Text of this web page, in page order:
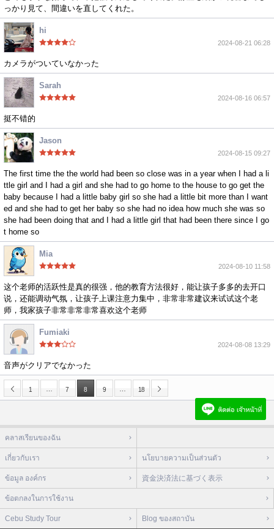
っかり見て、間違いを直してくれた。
hi
2024-08-21 06:28
カメラがついていなかった
Sarah
2024-08-16 06:57
挺不错的
Jason
2024-08-15 09:27
The first time the the world had been so close was in a year when I had a li
ttle girl and I had a girl and she had to go home to the house to go get the
baby because I had a little baby girl so she had a little bit more than I want
ed and she had to get her baby so she had no idea how much she was so
she had been doing that and I had a little girl that had been there since I go
t home so
Mia
2024-08-10 11:58
这个老师的活跃性是真的很强，他的教育方法很好，能让孩子多多的去开口
说，还能调动气氛，让孩子上课注意力集中，非常非常建议来试试这个老
师，我家孩子非常非常非常喜欢这个老师
Fumiaki
2024-08-08 13:29
音声がクリアでなかった
1 7 8 9 18
คลาสเรียนของฉัน
เกี่ยวกับเรา นโยบายความเป็นส่วนตัว
ข้อมูล องค์กร 資金決済法に基づく表示
ข้อตกลงในการใช้งาน
Cebu Study Tour Blog ของสถาบัน